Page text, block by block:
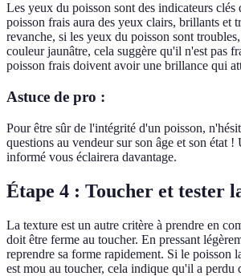
Les yeux du poisson sont des indicateurs clés
poisson frais aura des yeux clairs, brillants et
revanche, si les yeux du poisson sont
couleur jaunâtre, cela suggère qu'il n'est pas
poisson frais doivent avoir une brillance qui
Astuce de pro :
Pour être sûr de l'intégrité d'un poisson,
questions au vendeur sur son âge et son état
informé vous éclairera davantage.
Étape 4 : Toucher et tester
La texture est un autre critère à prendre en
doit être ferme au toucher. En pressant
reprendre sa forme rapidement. Si le poisson
est mou au toucher, cela indique qu'il a perdu